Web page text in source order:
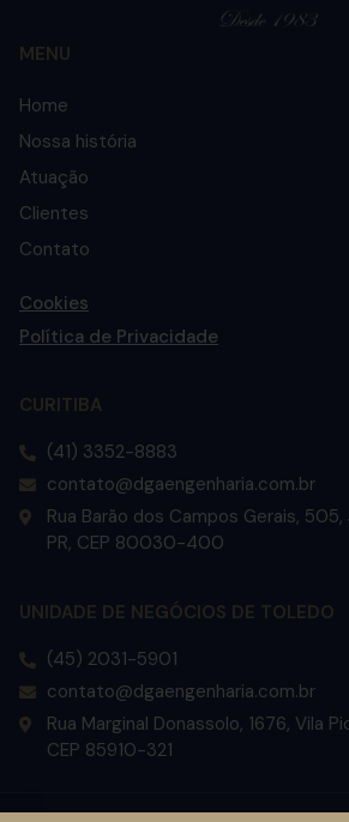
MENU
Home
Nossa história
Atuação
Clientes
Contato
Cookies
Política de Privacidade
CURITIBA
(41) 3352-8883
contato@dgaengenharia.com.br
Rua Barão dos Campos Gerais,
PR, CEP 80030-400
UNIDADE DE NEGÓCIOS DE TOLEDO
(45) 2031-5901
contato@dgaengenharia.com.br
Rua Marginal Donassolo, 1676, Vila
CEP 85910-321